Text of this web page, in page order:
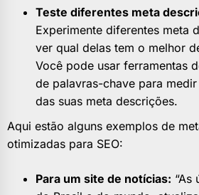
Teste diferentes meta
Experimente diferentes meta
ver qual delas tem o melhor
Você pode usar ferramentas
de palavras-chave para
das suas meta descrições.
Aqui estão alguns exemplos de
otimizadas para SEO:
Para um site de notícias: “As